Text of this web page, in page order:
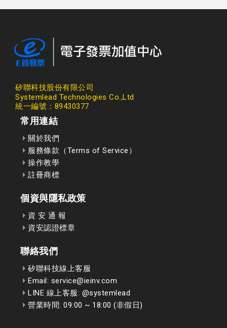
矽聯科技股份有限公司
Systemlead Technologies Co.,Ltd
統一編號：89430377
常用連結
關於我們
服務條款（Terms of Service）
操作教學
註冊商標
個資與隱私政策
資 安 通 報
資安認證標章
聯絡我們
矽聯科技線上客服
Email: service@ieinv.com
LINE 線上客服: @systemlead
營業時間: 09:00 ~ 18:00 (非假日)